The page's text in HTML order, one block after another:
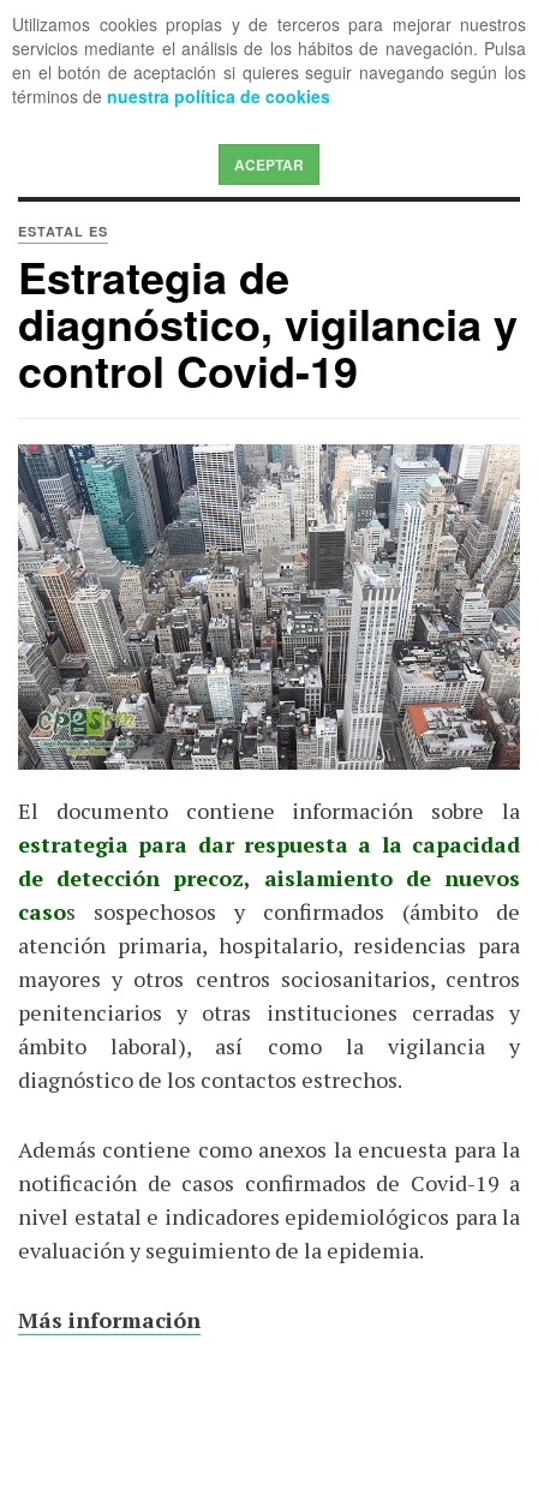
Utilizamos cookies propias y de terceros para mejorar nuestros
servicios mediante el análisis de los hábitos de navegación. Pulsa
en el botón de aceptación si quieres seguir navegando según los
términos de nuestra política de cookies
ACEPTAR
OFF CANVAS
ESTATAL ES
Estrategia de
diagnóstico, vigilancia y
control Covid-19
El documento contiene información sobre la
estrategia para dar respuesta a la capacidad
de detección precoz, aislamiento de nuevos
casos sospechosos y confirmados (ámbito de
atención primaria, hospitalario, residencias para
mayores y otros centros sociosanitarios, centros
penitenciarios y otras instituciones cerradas y
ámbito laboral), así como la vigilancia y
diagnóstico de los contactos estrechos.
Además contiene como anexos la encuesta para la
notificación de casos confirmados de Covid-19 a
nivel estatal e indicadores epidemiológicos para la
evaluación y seguimiento de la epidemia.
Más información